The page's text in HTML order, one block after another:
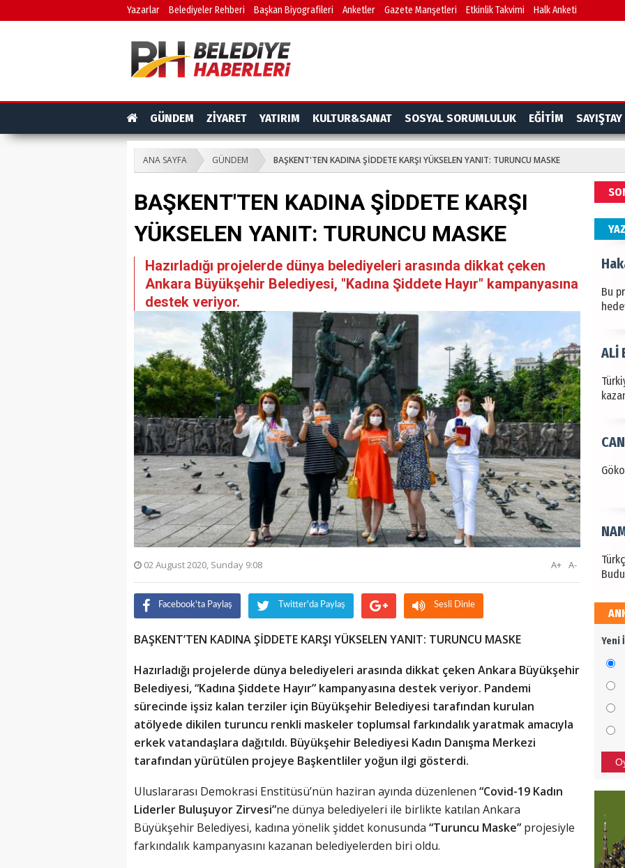
Yazarlar Belediyeler Rehberi Başkan Biyografileri Anketler Gazete Manşetleri Etkinlik Takvimi Halk Anketi
GÜNDEM ZİYARET YATIRIM KULTUR&SANAT SOSYAL SORUMLULUK EĞİTİM SAYIŞTAY
ANA SAYFA GÜNDEM BAŞKENT'TEN KADINA ŞİDDETE KARŞI YÜKSELEN YANIT: TURUNCU MASKE
BAŞKENT'TEN KADINA ŞİDDETE KARŞI
YÜKSELEN YANIT: TURUNCU MASKE
Hazırladığı projelerde dünya belediyeleri arasında dikkat çeken
Ankara Büyükşehir Belediyesi, "Kadına Şiddete Hayır" kampanyasına
destek veriyor.
02 August 2020, Sunday 9:08 A-
A+
Facebook'ta Paylaş Twitter'da Paylaş Sesli Dinle
BAŞKENT’TEN KADINA ŞİDDETE KARŞI YÜKSELEN YANIT: TURUNCU MASKE
Hazırladığı projelerde dünya belediyeleri arasında dikkat çeken Ankara Büyükşehir
Belediyesi, “Kadına Şiddete Hayır” kampanyasına destek veriyor. Pandemi
sürecinde işsiz kalan terziler için Büyükşehir Belediyesi tarafından kurulan
atölyede dikilen turuncu renkli maskeler toplumsal farkındalık yaratmak amacıyla
erkek vatandaşlara dağıtıldı. Büyükşehir Belediyesi Kadın Danışma Merkezi
tarafından yürütülen projeye Başkentliler yoğun ilgi gösterdi.
Uluslararası Demokrasi Enstitüsü’nün haziran ayında düzenlenen “Covid-19 Kadın
Liderler Buluşuyor Zirvesi”ne dünya belediyeleri ile birlikte katılan Ankara
Büyükşehir Belediyesi, kadına yönelik şiddet konusunda “Turuncu Maske” projesiyle
farkındalık kampanyasını kazanan belediyelerden biri oldu.
Bu
ALİ
Yeni